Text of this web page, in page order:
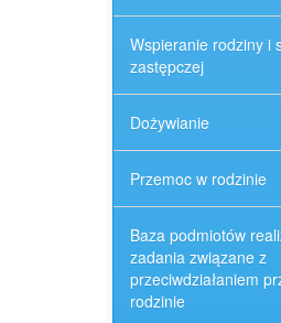
Wspieranie rodziny i
zastępczej
Dożywianie
Przemoc w rodzinie
Baza podmiotów
zadania związane z
przeciwdziałaniem
rodzinie